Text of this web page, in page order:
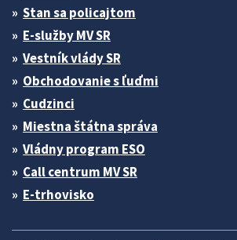
Stan sa policajtom
E-služby MV SR
Vestník vlády SR
Obchodovanie s ľuďmi
Cudzinci
Miestna štátna správa
Vládny program ESO
Call centrum MV SR
E-trhovisko